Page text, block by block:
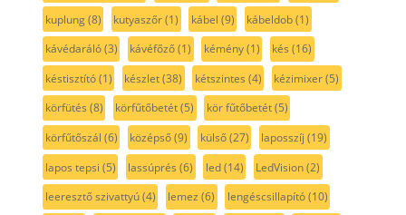
kuplung(8) kutyaszőr(1) kábel (9) kábeldob(1)
kávédaráló(3) kávéfőző(1) kémény(1) kés (16)
késtisztító(1) készlet(38) kétszintes (4) kézimixer(5)
körfütés (8) körfűtőbetét(5) kör fűtőbetét(5)
körfűtőszál (6) középső(9) külső(27) laposszíj (19)
lapos tepsi (5) lassúprés (6) led(14) LedVision(2)
leeresztő szivattyú(4) lemez (6) lengéscsillapító(10)